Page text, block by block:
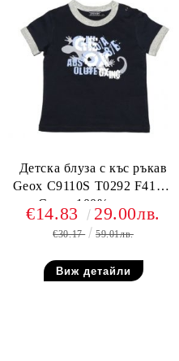
Детска блуза с къс ръкав
Geox C9110S T0292 F4100,
Синя, 100% памук
€14.83 29.00лв.
€30.17 59.01лв.
Виж детайли